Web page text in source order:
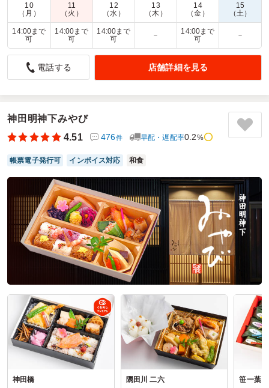
商品数： 締切日時： 1日前20:00 価格帯：
1,200円～3,000円
配達時間：
9:00～14:00
炊き込みごはんがおいしいと大好評でした！！
5.0 ワールドクラスパートナーズ株式会社
コスパもよく、炊き込みご飯と白米が選べるのが良かったで
3日連続のイベントで、最終日にはスタミナが付くようお肉
を選びましたが、肉割烹さいとうさんで大正解でした！最終
ました。白米と炊き込みご飯が同額というのが大変魅力で
ご利用シーン：イベント運営›イベントスタッフ
参加者の年齢：40代～50代男女比：男女混合
東京都墨田区横網2024/05/28
肉割烹さいとうの口コミをもっと見る
10
（月）
11
（火）
12
（水）
13
（木）
14
（金）
15
（土）
14:00まで
可
14:00まで
可
14:00まで
可
－
14:00まで
可
－
電話する 店舗詳細を見る
神田明神下みやび
4.51
476件 早配・遅配率0.2%
帳票電子発行可 インボイス対応 和食
神田橋
隅田川 二六
笹一葉